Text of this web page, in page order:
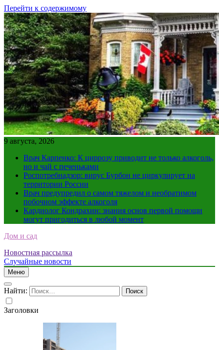
Перейти к содержимому
9 августа, 2026
Врач Карпенко: К циррозу приводит не только алкоголь,
но и чай с печеньками
Роспотребнадзор: вирус Бурбон не циркулирует на
территории России
Врач предупредил о самом тяжелом и необратимом
побочном эффекте алкоголя
Кардиолог Кондрахин: знания основ первой помощи
могут пригодиться в любой момент
Дом и сад
Новостная рассылка
Случайные новости
Меню
Найти:
Заголовки